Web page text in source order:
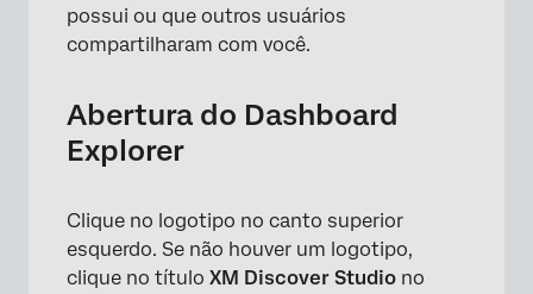
Criação de uma pasta
Mover itens para uma pasta
Exclusão de uma pasta
Adição de painéis e livros aos favoritos
possui ou que outros usuários
compartilharam com você.
Abertura do Dashboard
Explorer
Clique no logotipo no canto superior
esquerdo. Se não houver um logotipo,
clique no título XM Discover Studio no